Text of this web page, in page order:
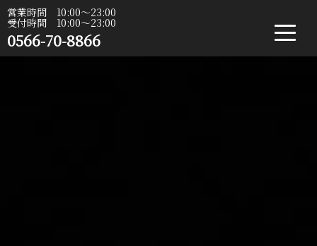
営業時間 10:00〜23:00
受付時間 10:00〜23:00
0566-70-8866